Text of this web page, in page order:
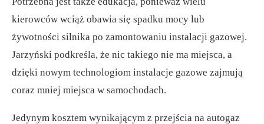
kierowców wciąż obawia się spadku mocy lub
żywotności silnika po zamontowaniu instalacji gazowej.
Jarzyński podkreśla, że nic takiego nie ma miejsca, a
dzięki nowym technologiom instalacje gazowe zajmują
coraz mniej miejsca w samochodach.
Jedynym kosztem wynikającym z przejścia na autogaz